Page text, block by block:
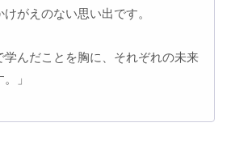
がえのない思い出です。
学んだことを胸に、それぞれの未来
」